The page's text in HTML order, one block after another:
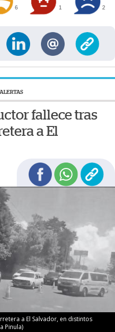
6 1 2
ALERTAS
fallece tras
a El
a El Salvador, en distintos
Pinula)